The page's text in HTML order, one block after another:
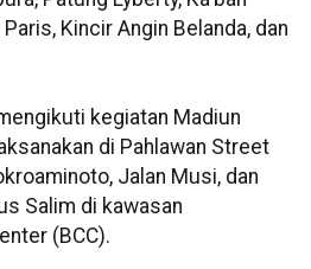
Kincir Angin Belanda, dan
kegiatan Madiun
di Pahlawan Street
Jalan Musi, dan
Salim di kawasan
(BCC).